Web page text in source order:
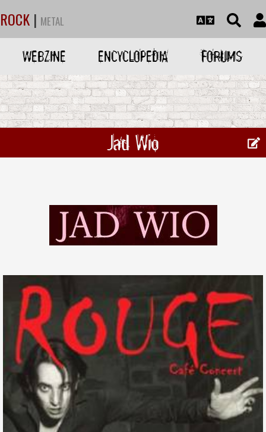
ROCK | METAL
WEBZINE ENCYCLOPEDIA FORUMS
Jad Wio